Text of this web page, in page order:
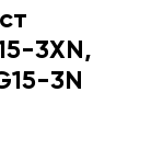
3XN,
3N